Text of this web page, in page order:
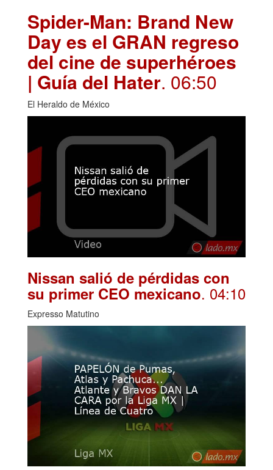
Spider-Man: Brand New
Day es el GRAN regreso
del cine de superhéroes
| Guía del Hater. 06:50
El Heraldo de México
Nissan salió de pérdidas con
su primer CEO mexicano. 04:10
Expresso Matutino